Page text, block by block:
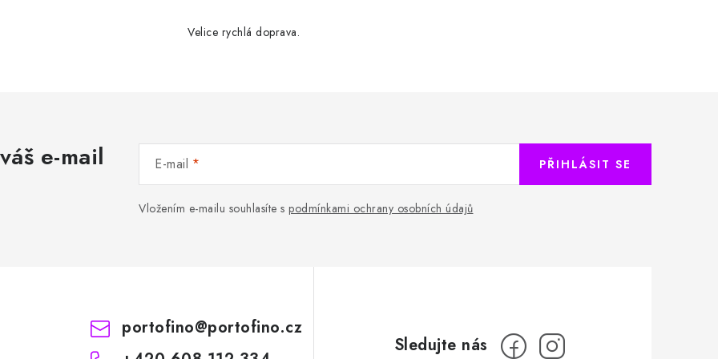
Velice rychlá doprava.
e-mail E-mail
Vložením e-mailu souhlasíte s podmínkami ochrany osobních údajů
PŘIHLÁSIT SE
portofino@portofino.cz